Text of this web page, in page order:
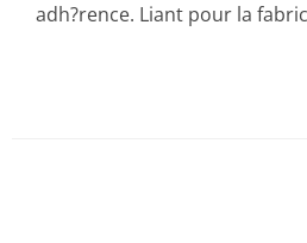
adh?rence. Liant pour la